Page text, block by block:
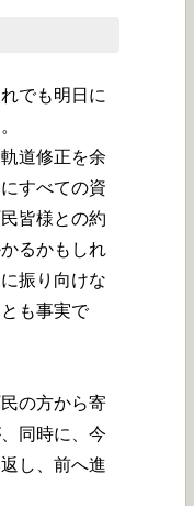
でも明日に
道修正を余
すべての資
皆様との約
るかもしれ
振り向けな
も事実で
の方から寄
同時に、今
し、前へ進